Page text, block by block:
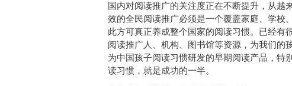
国内对阅读推广的关注度正在不断提升，从越
效的全民阅读推广必须是一个覆盖家庭、学校
此方可真正养成整个国家的阅读习惯。已经有
阅读推广人、机构、图书馆等资源，为我们的
为中国孩子阅读习惯研发的早期阅读产品，特
读习惯，就是成功的一半。